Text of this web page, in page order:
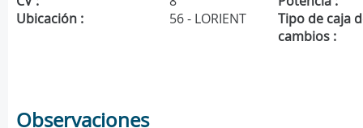
Ubicación :
56 - LORIENT
Tipo de caja
cambios :
Observaciones